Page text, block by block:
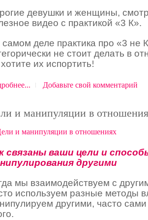
девушки и женщины,
видео с практикой «3 К».
деле практика про «3 не
не стоит делать в
их испортить!
Добавьте свой комментарий
и манипуляции в
связаны ваши цели и
другими
мы взаимодействуем с
используем разные методы
другими, часто